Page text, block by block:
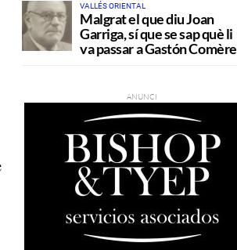
VALLÉS ORIENTAL
Malgrat el que diu Joan
Garriga, sí que se sap què li
va passar a Gastón Comère